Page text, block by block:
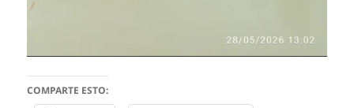
COMPARTE ESTO: